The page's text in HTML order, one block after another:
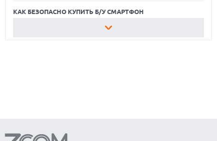
КАК БЕЗОПАСНО КУПИТЬ Б/У СМАРТФОН
ЛУЧШИЕ АВТОНОМНЫЕ ГАЗОНОКОСИЛКИ В 2026 ГОДУ